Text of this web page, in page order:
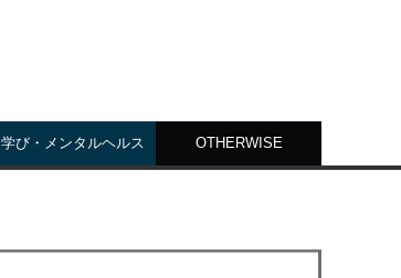
学び・メンタルヘルス OTHERWISE